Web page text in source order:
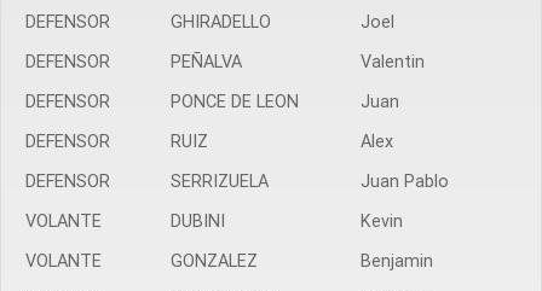
DEFENSOR
GHIRADELLO
Joel
DEFENSOR
PEÑALVA
Valentin
DEFENSOR
PONCE DE LEON
Juan
DEFENSOR
RUIZ
Alex
DEFENSOR
SERRIZUELA
Juan Pablo
VOLANTE
DUBINI
Kevin
VOLANTE
GONZALEZ
Benjamin